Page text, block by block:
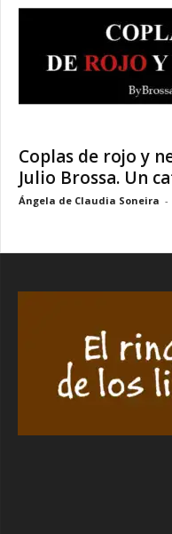
Coplas de rojo y
Julio Brossa. Un
Ángela de Claudia Soneira -